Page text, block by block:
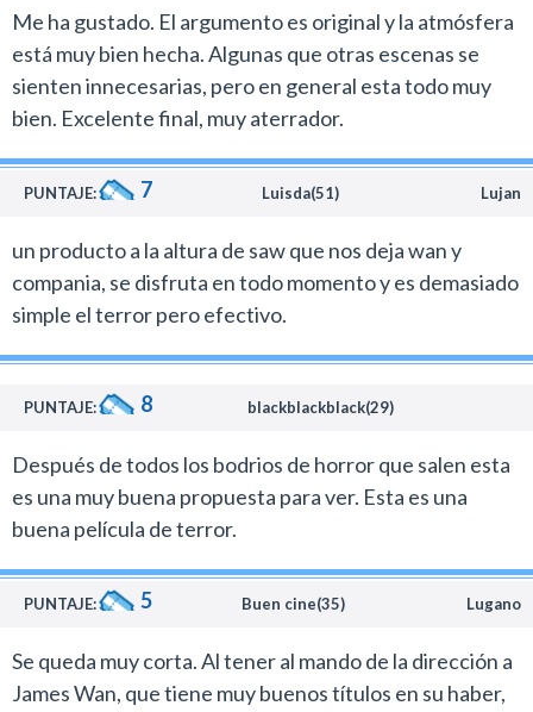
vez salga decepcionado.
La noche del demonio se destaca por la sugestión que
genera en el espectador, gracias a un excelente trabajo
en la dirección, diseño de producción, un buen grupo
Es un film que está muy en sintonía con clásicos
setentosos como Posesión diabólica, con Bette Davis y
Olive Reed.
Con pocos recursos los realizadores de esta historia
lograron hacer un film intenso que te mantiene
Este trabajo consolida claramente a James Wan como
uno de los mejores cineastas que trabajan en
Su nueva obra es una de las mejores producciones de
este estilo que se hicieron en Estados Unidos en estos
últimos años junto con Arrástrame al infierno, de Sam
No hay que dejarla pasar en el cine.
Me ha gustado. El argumento es original y la atmósfera
está muy bien hecha. Algunas que otras escenas se
sienten innecesarias, pero en general esta todo muy
bien. Excelente final, muy aterrador.
PUNTAJE: 7 Luisda(51) Lujan
un producto a la altura de saw que nos deja wan y
compania, se disfruta en todo momento y es demasiado
simple el terror pero efectivo.
PUNTAJE: 8 blackblackblack(29)
Después de todos los bodrios de horror que salen esta
es una muy buena propuesta para ver. Esta es una
buena película de terror.
PUNTAJE: 5 Buen cine(35) Lugano
Se queda muy corta. Al tener al mando de la dirección a
James Wan, que tiene muy buenos títulos en su haber,